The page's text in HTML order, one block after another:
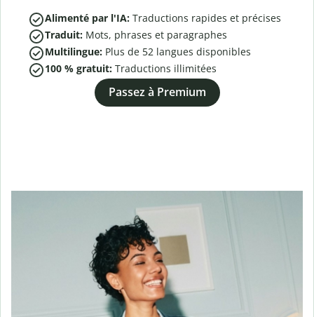
Alimenté par l'IA: Traductions rapides et précises
Traduit: Mots, phrases et paragraphes
Multilingue: Plus de 52 langues disponibles
100 % gratuit: Traductions illimitées
Passez à Premium